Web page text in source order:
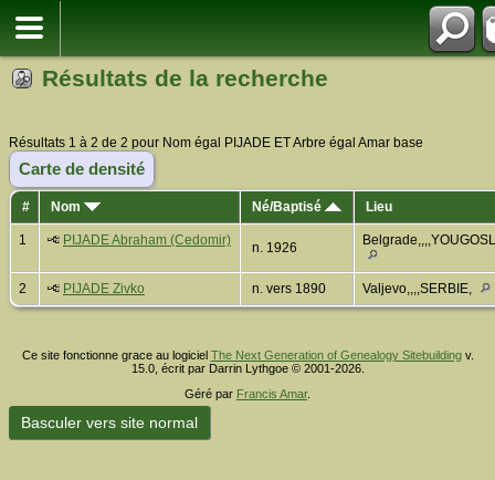
Résultats de la recherche
Résultats 1 à 2 de 2 pour Nom égal PIJADE ET Arbre égal Amar base
Carte de densité
# Nom Né/Baptisé Lieu
1 PIJADE Abraham (Cedomir) n. 1926
2 PIJADE Zivko n. vers 1890 Valjevo,,,,SERBIE,
Ce site fonctionne grace au logiciel The Next Generation of Genealogy Sitebuildingv.
15.0, écrit par Darrin Lythgoe © 2001-2026.
Géré par Francis Amar.
Basculer vers site normal